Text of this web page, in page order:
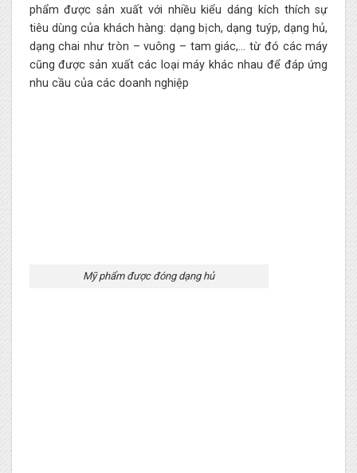
phẩm được sản xuất với nhiều kiểu dáng kích thích sự
tiêu dùng của khách hàng: dạng bịch, dạng tuýp, dạng hủ,
dạng chai như tròn – vuông – tam giác,… từ đó các máy
cũng được sản xuất các loại máy khác nhau để đáp ứng
nhu cầu của các doanh nghiệp
Mỹ phẩm được đóng dạng hủ